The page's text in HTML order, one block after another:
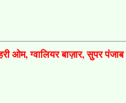
ओम, ग्वालियर बाज़ार, सुपर